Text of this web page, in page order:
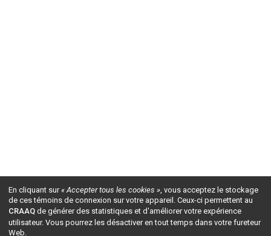
En cliquant sur« Accepter tous les cookies », vous acceptez le stockage
de ces témoins de connexion sur votre appareil. Ceux-ci permettent au
CRAAQ de générer des statistiques et d'améliorer votre expérience
utilisateur. Vous pourrez les désactiver en tout temps dans votre fureteur
Web.